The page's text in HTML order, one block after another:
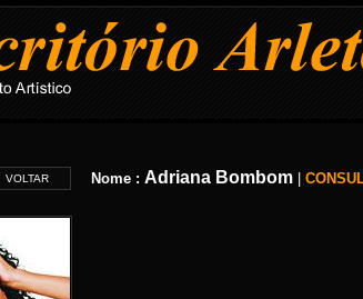
VOLTAR Nome : Adriana Bombom